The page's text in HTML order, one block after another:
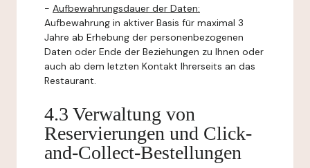
- Aufbewahrungsdauer der Daten:
Aufbewahrung in aktiver Basis für maximal 3
Jahre ab Erhebung der personenbezogenen
Daten oder Ende der Beziehungen zu Ihnen oder
auch ab dem letzten Kontakt Ihrerseits an das
Restaurant.
4.3 Verwaltung von
Reservierungen und Click-
and-Collect-Bestellungen